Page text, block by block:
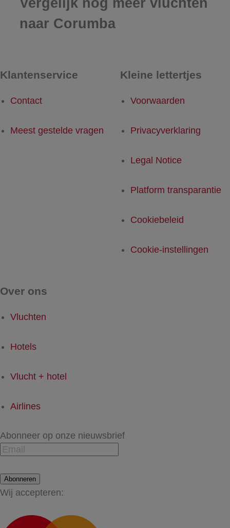
Vergelijk nog meer vluchten
naar Corumba
Klantenservice
Contact
Meest gestelde vragen
Kleine lettertjes
Voorwaarden
Privacyverklaring
Legal Notice
Platform transparantie
Cookiebeleid
Cookie-instellingen
Over ons
Vluchten
Hotels
Vlucht + hotel
Airlines
Abonneer op onze nieuwsbrief
Abonneren
Wij accepteren: